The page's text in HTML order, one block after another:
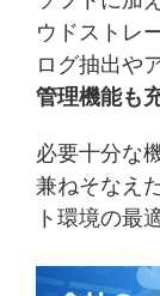
ウドストレ
ログ抽出や
管理機能も
必要十分な
兼ねそなえ
ト環境の最